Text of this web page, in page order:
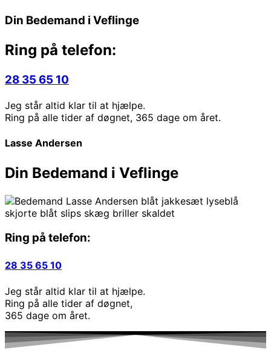
Din Bedemand i Veflinge
Ring på telefon:
28 35 65 10
Jeg står altid klar til at hjælpe.
Ring på alle tider af døgnet, 365 dage om året.
Lasse Andersen
Din Bedemand i Veflinge
Ring på telefon:
28 35 65 10
Jeg står altid klar til at hjælpe.
Ring på alle tider af døgnet,
365 dage om året.